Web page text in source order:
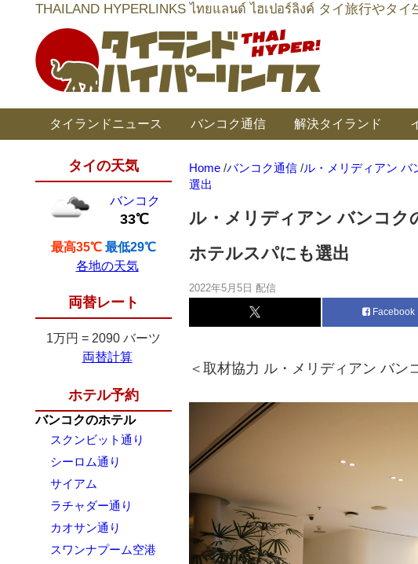
THAILAND HYPERLINKS ไทยแลนด์ ไฮเปอร์ลิงค์ タイ旅行やタ
タイランドニュース バンコク通信 解決タイランド
タイの天気
バンコク
33℃
最高35℃ 最低29℃
各地の天気
両替レート
1万円 = 2090 バーツ
両替計算
ホテル予約
バンコクのホテル
スクンビット通り
シーロム通り
サイアム
ラチャダー通り
カオサン通り
スワンナプーム空港
Home /バンコク通信 /ル・メリディアン バ
選出
ル・メリディアン バンコク
ホテルスパにも選出
2022年5月5日 配信
Facebook
＜取材協力 ル・メリディアン バン